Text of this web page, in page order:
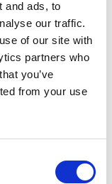
and ads, to
our traffic.
of our site with
partners who
you’ve
from your use
un système de
interne de
lors de